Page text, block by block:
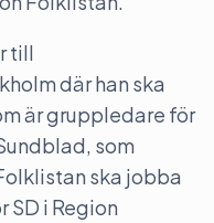
till
där han ska
är gruppledare för
som
ska jobba
SD i Region